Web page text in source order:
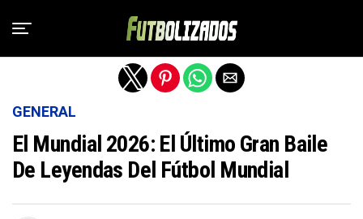
GENERAL
El Mundial 2026: El Último Gran Baile
De Leyendas Del Fútbol Mundial
Salir de la versión móvil